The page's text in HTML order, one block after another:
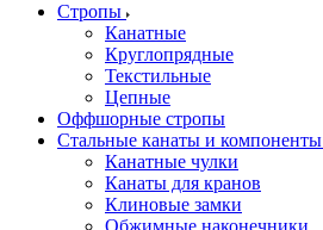
Стропы
Канатные
Круглопрядные
Текстильные
Цепные
Оффшорные стропы
Стальные канаты и компоненты
Канатные чулки
Канаты для кранов
Клиновые замки
Обжимные наконечники